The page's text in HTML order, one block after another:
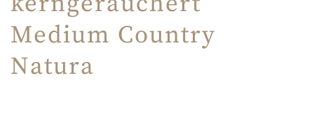
Medium Country
Natura